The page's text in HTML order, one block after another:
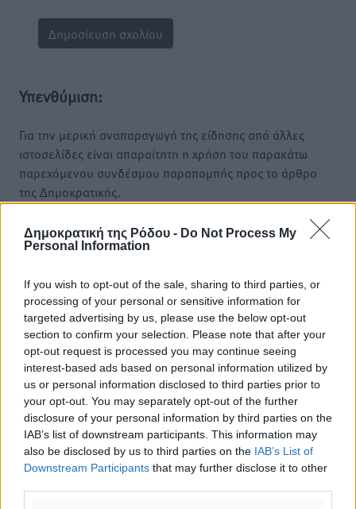
Δημοκρατική της Ρόδου - Do Not Process My
Personal Information
If you wish to opt-out of the sale, sharing to third parties, or
processing of your personal or sensitive information for
targeted advertising by us, please use the below opt-out
section to confirm your selection. Please note that after your
opt-out request is processed you may continue seeing
interest-based ads based on personal information utilized by
us or personal information disclosed to third parties prior to
your opt-out. You may separately opt-out of the further
disclosure of your personal information by third parties on the
IAB’s list of downstream participants. This information may
also be disclosed by us to third parties on the IAB’s List of
Downstream Participants that may further disclose it to other
Υπενθύμιση:
Για την μερική αναπαραγωγή της είδησης από άλλες
ιστοσελίδες είναι απαραίτητη η χρήση του παρακάτω
παρεχόμενου συνδέσμου παραπομπής προς το άρθρο
της Δημοκρατικής.
o καιρός τώρα:
30°
αίθριος καιρός
67%
14km/h
Β
30°/31°
06:20
20:04
πρόγνωση:
31°